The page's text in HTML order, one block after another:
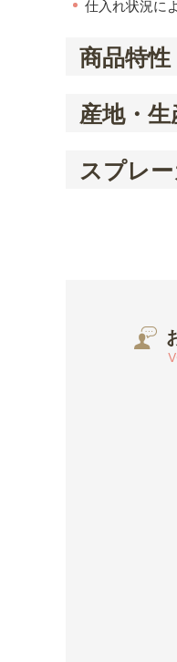
仕入れ状況に
商品特性
産地・生
スプレ